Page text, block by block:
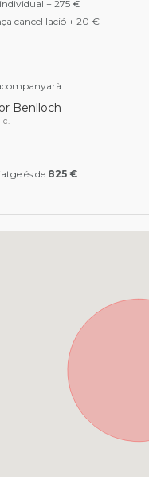
+ 275 €
cancel·lació + 20 €
Benlloch
és de 825 €